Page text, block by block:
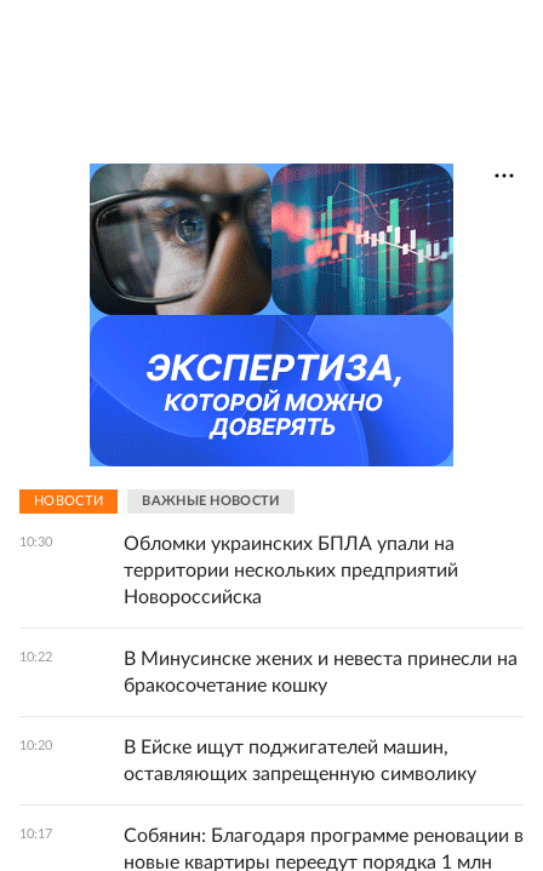
НОВОСТИ ВАЖНЫЕ НОВОСТИ
10:30
Обломки украинских БПЛА упали на
территории нескольких предприятий
Новороссийска
10:22
В Минусинске жених и невеста принесли на
бракосочетание кошку
10:20
В Ейске ищут поджигателей машин,
оставляющих запрещенную символику
10:17
Собянин: Благодаря программе реновации в
новые квартиры переедут порядка 1 млн